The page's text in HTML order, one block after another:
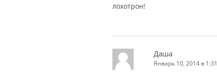
лохотрон!
Даша
Январь 10, 2014 в